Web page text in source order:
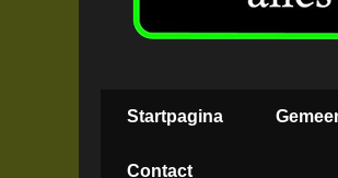
Startpagina
Contact